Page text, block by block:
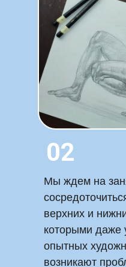
Мы ждем на
верхних и
которыми даже
опытных
возникают
02